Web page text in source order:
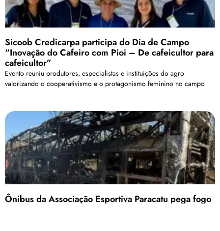
Sicoob Credicarpa participa do Dia de Campo
“Inovação do Cafeiro com Pioi – De cafeicultor para
cafeicultor”
Evento reuniu produtores, especialistas e instituições do agro
valorizando o cooperativismo e o protagonismo feminino no campo
Ônibus da Associação Esportiva Paracatu pega fogo